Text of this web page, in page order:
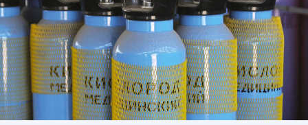
Консультация и заказ:
8 (800) 555-65-59